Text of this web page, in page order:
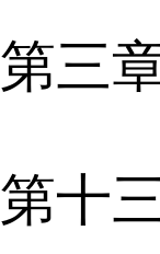
第三
第十